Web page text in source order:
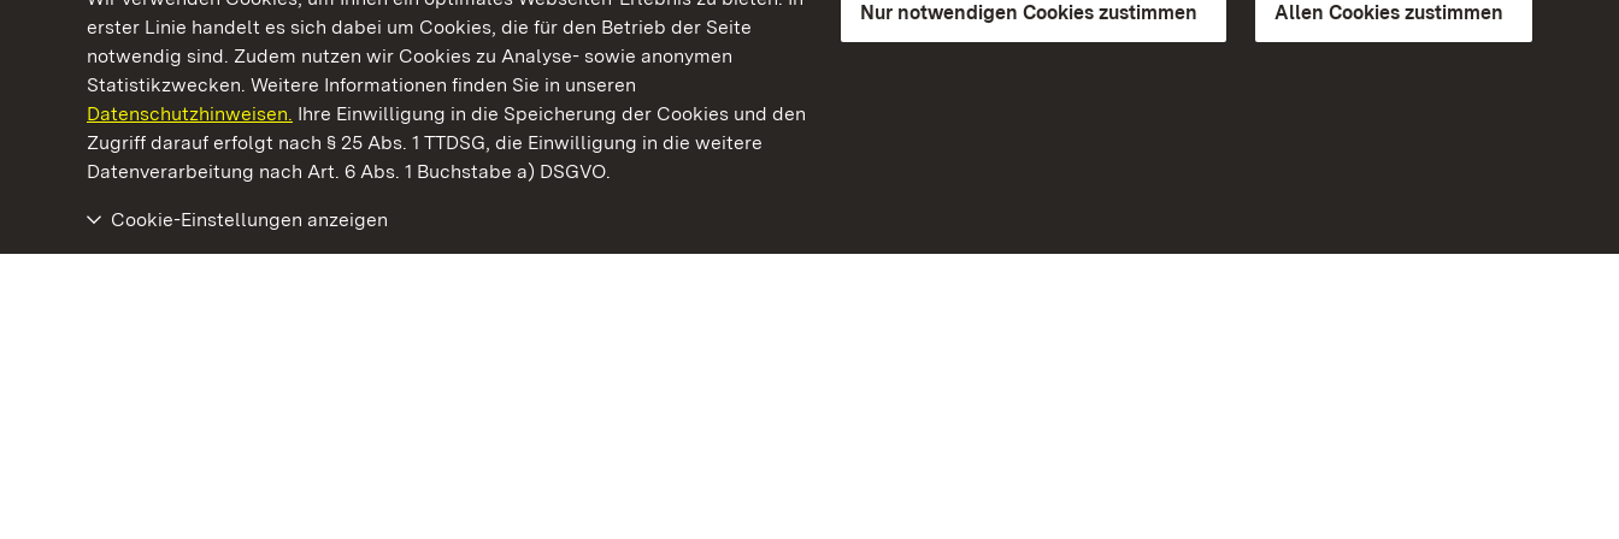
erster Linie handelt es sich dabei um Cookies, die für den Betrieb der Seite
notwendig sind. Zudem nutzen wir Cookies zu Analyse- sowie anonymen
Statistikzwecken. Weitere Informationen finden Sie in unseren
Datenschutzhinweisen. Ihre Einwilligung in die Speicherung der Cookies und den
Zugriff darauf erfolgt nach § 25 Abs. 1 TTDSG, die Einwilligung in die weitere
Datenverarbeitung nach Art. 6 Abs. 1 Buchstabe a) DSGVO.
Nur notwendigen Cookies zustimmen Allen Cookies zustimmen
Cookie-Einstellungen anzeigen
Kommen. Staunen. Genießen.